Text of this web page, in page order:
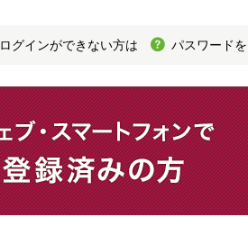
ログインができない方は パスワード